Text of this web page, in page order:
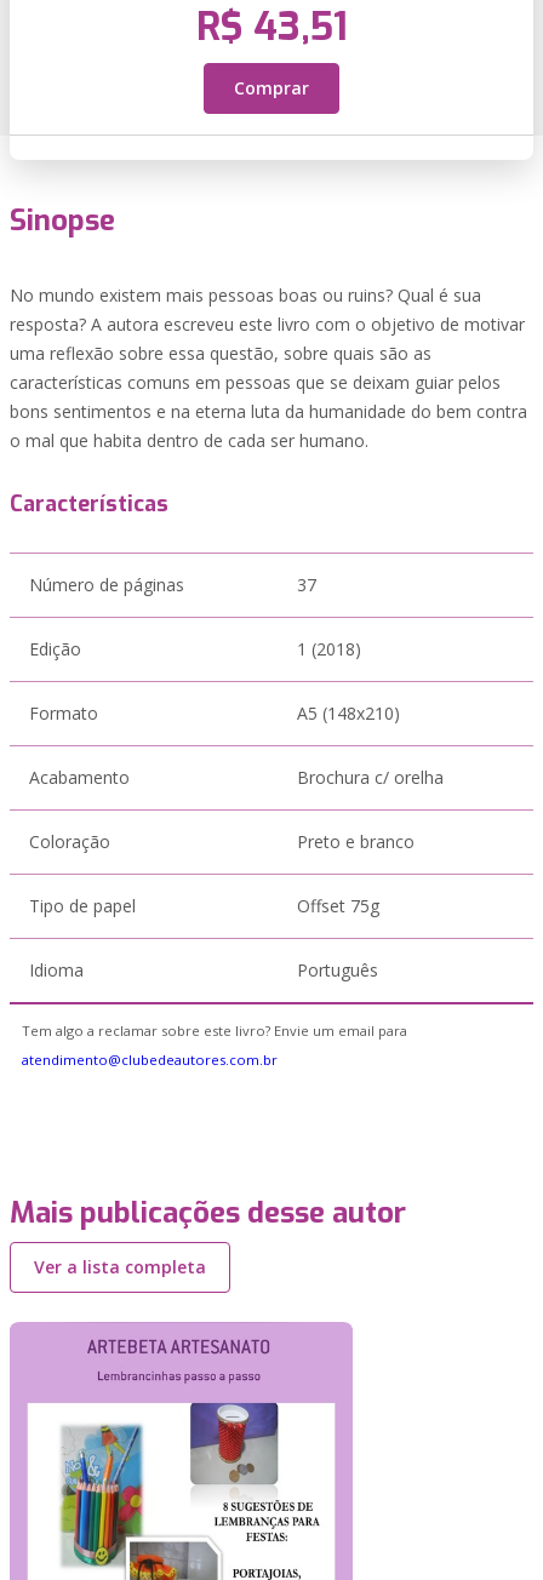
R$ 43,51
Comprar
Sinopse
No mundo existem mais pessoas boas ou ruins? Qual é sua
resposta? A autora escreveu este livro com o objetivo de motivar
uma reflexão sobre essa questão, sobre quais são as
características comuns em pessoas que se deixam guiar pelos
bons sentimentos e na eterna luta da humanidade do bem contra
o mal que habita dentro de cada ser humano.
Características
Número de páginas 37
Edição 1 (2018)
Formato A5 (148x210)
Acabamento Brochura c/ orelha
Coloração Preto e branco
Tipo de papel Offset 75g
Idioma Português
Tem algo a reclamar sobre este livro? Envie um email para
atendimento@clubedeautores.com.br
Mais publicações desse autor
Ver a lista completa